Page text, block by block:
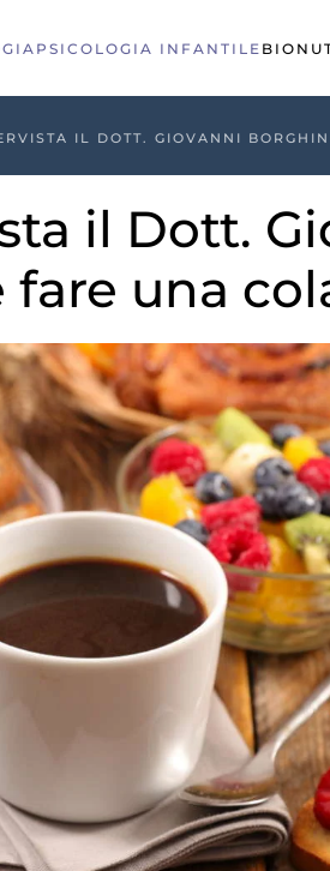
PSICOLOGIA INFANTILE
IL DOTT. GIOVANNI
il Dott.
una